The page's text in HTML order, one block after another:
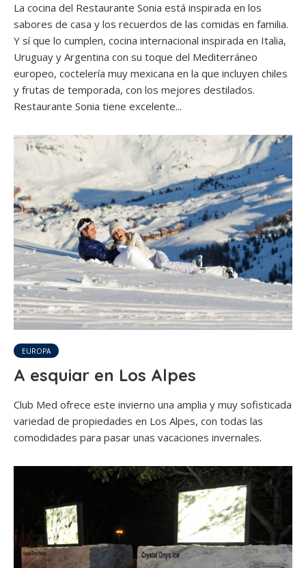
La cocina del Restaurante Sonia está inspirada en los
sabores de casa y los recuerdos de las comidas en familia.
Y sí que lo cumplen, cocina internacional inspirada en Italia,
Uruguay y Argentina con su toque del Mediterráneo
europeo, coctelería muy mexicana en la que incluyen chiles
y frutas de temporada, con los mejores destilados.
Restaurante Sonia tiene excelente...
EUROPA
A esquiar en Los Alpes
Club Med ofrece este invierno una amplia y muy sofisticada
variedad de propiedades en Los Alpes, con todas las
comodidades para pasar unas vacaciones invernales.